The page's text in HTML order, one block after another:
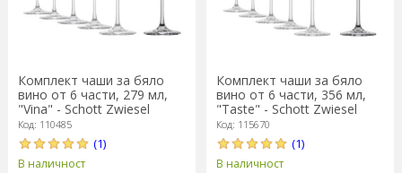
Комплект чаши за бяло
вино от 6 части, 279 мл,
"Vina" - Schott Zwiesel
Код: 110485
(1)
В наличност
Комплект чаши за бяло
вино от 6 части, 356 мл,
"Taste" - Schott Zwiesel
Код: 115670
(1)
В наличност